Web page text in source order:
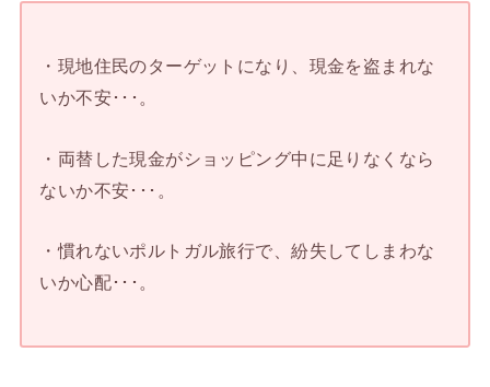
・現地住民のターゲットになり、現金を盗まれな
いか不安･･･。
・両替した現金がショッピング中に足りなくなら
ないか不安･･･。
・慣れないポルトガル旅行で、紛失してしまわな
いか心配･･･。